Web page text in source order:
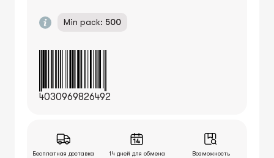
Min pack: 500
4030969826492
Бесплатная доставка
14 дней для обмена
Возможность